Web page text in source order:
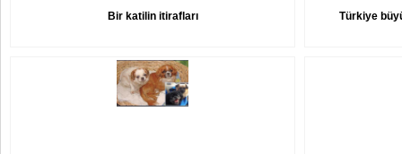
Bir katilin itirafları Türkiye